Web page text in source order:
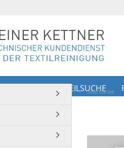
ERSATZTEILSUCHE
Startseite